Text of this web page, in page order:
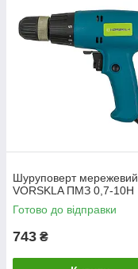
Шуруповерт мережевий
VORSKLA ПМЗ 0,7-10Н
Готово до відправки
743 ₴